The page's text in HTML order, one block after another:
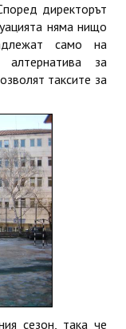
директорът
няма нищо
само на
за
таксите за
сезон, така че